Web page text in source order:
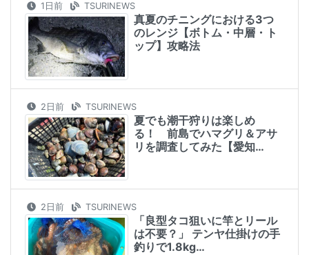
1日前 TSURINEWS
真夏のチニングにおける3つ
のレンジ【ボトム・中層・ト
ップ】攻略法
2日前 TSURINEWS
夏でも潮干狩りは楽しめ
る！ 前島でハマグリ＆アサ
リを調査してみた【愛知…
2日前 TSURINEWS
「良型タコ狙いに竿とリール
は不要？」 テンヤ仕掛けの手
釣りで1.8kg…